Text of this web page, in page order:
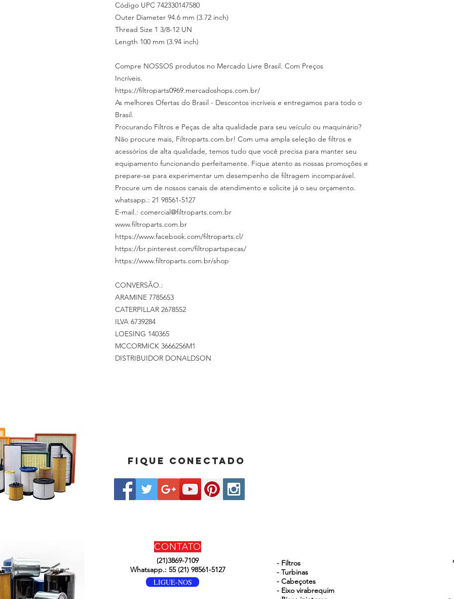
Código UPC 742330147580
Outer Diameter 94.6 mm (3.72 inch)
Thread Size 1 3/8-12 UN
Length 100 mm (3.94 inch)
Compre NOSSOS produtos no Mercado Livre Brasil. Com Preços
Incríveis.
https://filtroparts0969.mercadoshops.com.br/
As melhores Ofertas do Brasil - Descontos incríveis e entregamos para todo o
Brasil.
Procurando Filtros e Peças de alta qualidade para seu veículo ou maquinário?
Não procure mais, Filtroparts.com.br! Com uma ampla seleção de filtros e
acessórios de alta qualidade, temos tudo que você precisa para manter seu
equipamento funcionando perfeitamente. Fique atento as nossas promoções e
prepare-se para experimentar um desempenho de filtragem incomparável.
Procure um de nossos canais de atendimento e solicite já o seu orçamento.
whatsapp.: 21 98561-5127
E-mail.: comercial@filtroparts.com.br
www.filtroparts.com.br
https://www.facebook.com/filtroparts.cl/
https://br.pinterest.com/filtropartspecas/
https://www.filtroparts.com.br/shop
CONVERSÃO.:
ARAMINE 7785653
CATERPILLAR 2678552
ILVA 6739284
LOESING 140365
MCCORMICK 3666256M1
DISTRIBUIDOR DONALDSON
Fique conectado
CONTATO
(21)3869-7109
Whatsapp.: 55 (21) 98561-5127
LIGUE-NOS
- Filtros
- Turbinas
- Cabeçotes
- Eixo virabrequim